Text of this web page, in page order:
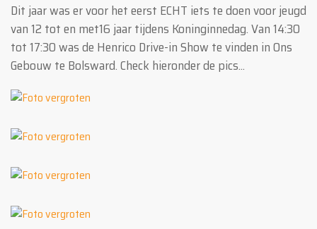
Dit jaar was er voor het eerst ECHT iets te doen voor jeugd
van 12 tot en met16 jaar tijdens Koninginnedag. Van 14:30
tot 17:30 was de Henrico Drive-in Show te vinden in Ons
Gebouw te Bolsward. Check hieronder de pics...